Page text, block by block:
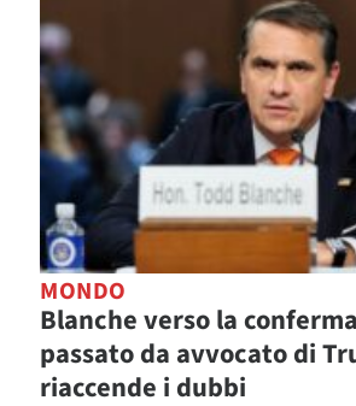
MONDO
Blanche verso la
passato da avvocato di
riaccende i dubbi